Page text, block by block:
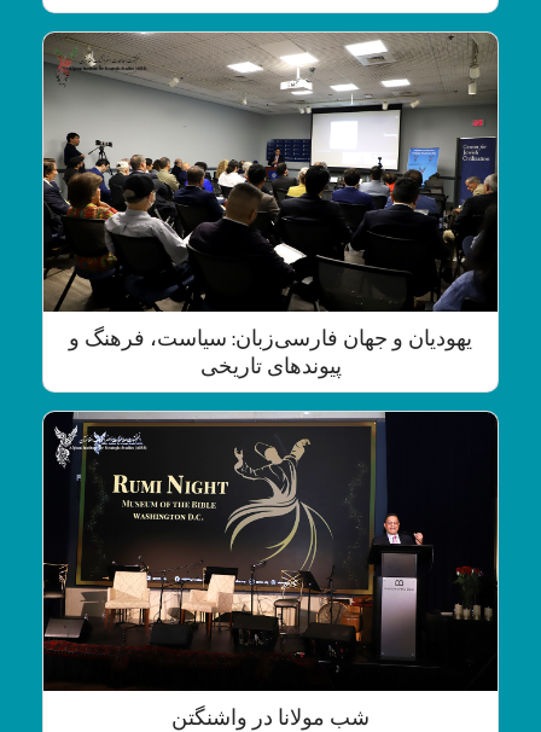
یهودیان و جهان فارسی‌زبان: سیاست، فرهنگ و
پیوندهای تاریخی
شب مولانا در واشنگتن